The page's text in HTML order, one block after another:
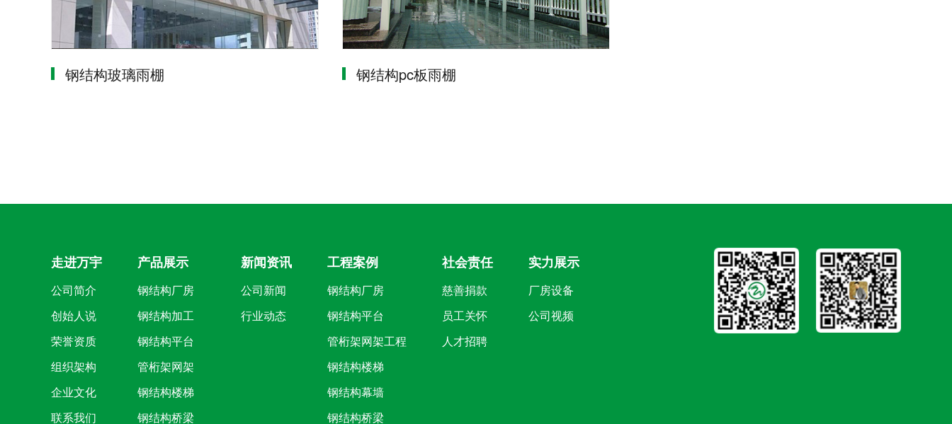
钢结构玻璃雨棚 钢结构pc板雨棚
走进万宇
公司简介
创始人说
荣誉资质
组织架构
企业文化
联系我们
产品展示
钢结构厂房
钢结构加工
钢结构平台
管桁架网架
钢结构楼梯
钢结构桥梁
新闻资讯
公司新闻
行业动态
工程案例
钢结构厂房
钢结构平台
管桁架网架工程
钢结构楼梯
钢结构幕墙
钢结构桥梁
社会责任
慈善捐款
员工关怀
人才招聘
实力展示
厂房设备
公司视频